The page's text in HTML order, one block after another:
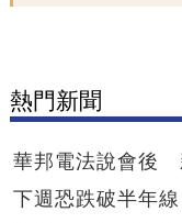
熱門新聞
華邦電法說會後
下週恐跌破半年